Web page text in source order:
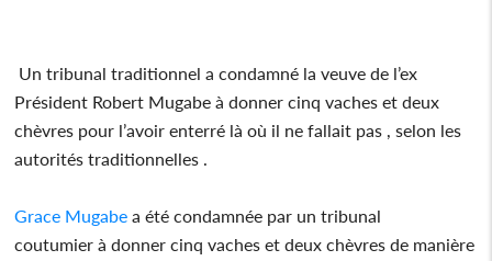
Un tribunal traditionnel a condamné la veuve de l’ex
Président Robert Mugabe à donner cinq vaches et deux
chèvres pour l’avoir enterré là où il ne fallait pas , selon les
autorités traditionnelles .
Grace Mugabe a été condamnée par un tribunal
coutumier à donner cinq vaches et deux chèvres de manière